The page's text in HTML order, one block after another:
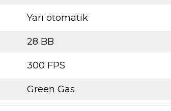
Yarı otomatik
28 BB
300 FPS
Green Gas